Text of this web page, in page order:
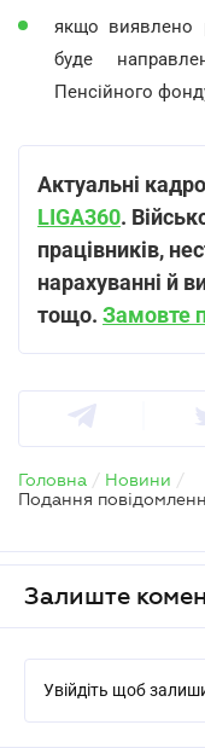
якщо виявлено
буде
Пенсійного
Актуальні
LIGA360.
працівників,
нарахуванні й
тощо. Замовте
Головна / Новини /
Залиште
Увійдіть щоб